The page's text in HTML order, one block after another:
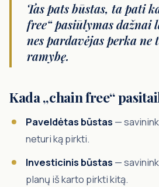
Tas pats būstas, ta pati
free“ pasiūlymas dažnai
nes pardavėjas perka
ramybę.
Kada „chain free“
Paveldėtas būstas —
neturi ką pirkti.
Investicinis būstas —
planų iš karto pirkti kitą.